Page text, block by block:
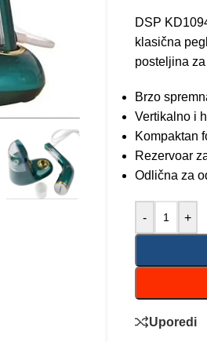
DSP
klasična
posteljina
Brzo
Vertikalno i
Kompaktan
Rezervoar
Odlična za
- +
Uporedi